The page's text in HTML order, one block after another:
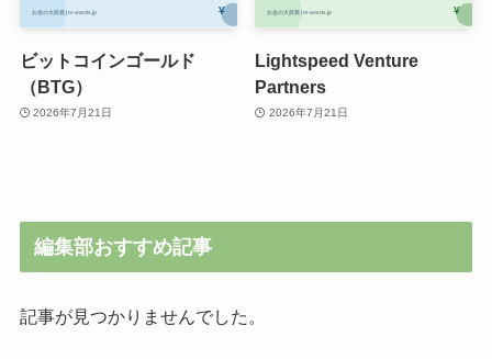
ビットコインゴールド
（BTG）
2026年7月21日
Lightspeed Venture
Partners
2026年7月21日
編集部おすすめ記事
記事が見つかりませんでした。